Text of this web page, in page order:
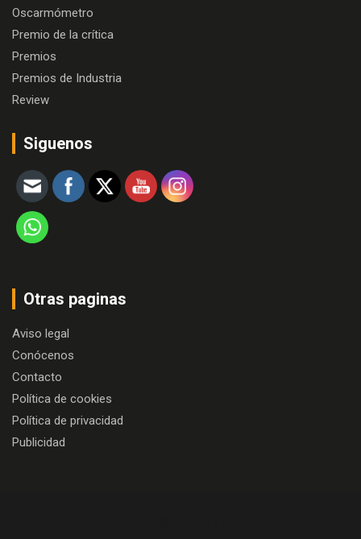
Oscarmómetro
Premio de la crítica
Premios
Premios de Industria
Review
Siguenos
Otras paginas
Aviso legal
Conócenos
Contacto
Política de cookies
Política de privacidad
Publicidad